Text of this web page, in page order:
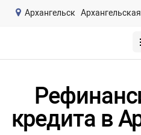
Архангельск
кредита в